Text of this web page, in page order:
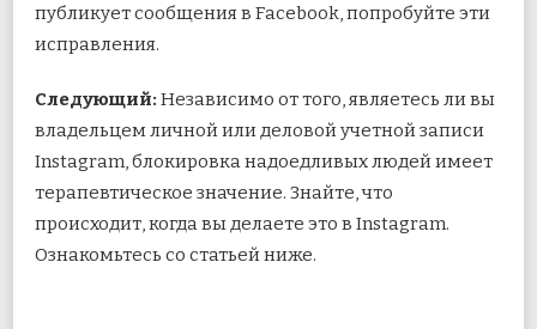
публикует сообщения в Facebook, попробуйте эти
исправления.
Следующий: Независимо от того, являетесь ли вы
владельцем личной или деловой учетной записи
Instagram, блокировка надоедливых людей имеет
терапевтическое значение. Знайте, что
происходит, когда вы делаете это в Instagram.
Ознакомьтесь со статьей ниже.